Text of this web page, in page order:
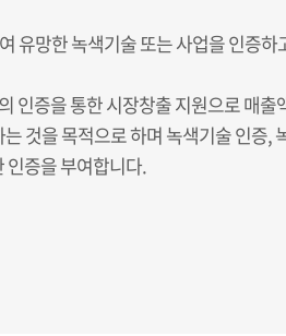
유망한 녹색기술 또는 사업을 인증하
인증을 통한 시장창출 지원으로 매출
것을 목적으로 하며 녹색기술 인증,
인증을 부여합니다.